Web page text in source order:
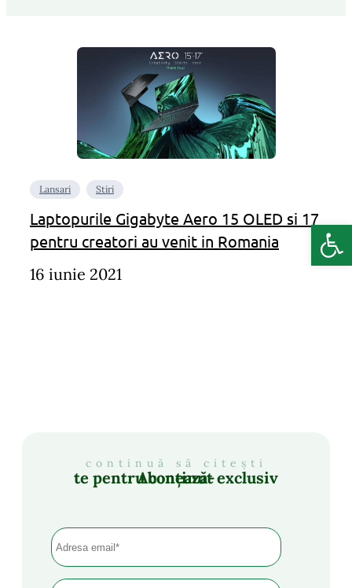
Lansari Stiri
Laptopurile Gigabyte Aero 15 OLED si 17
pentru creatori au venit in Romania
16 iunie 2021
continuă să citești
Abonează-te pentru conținut exclusiv